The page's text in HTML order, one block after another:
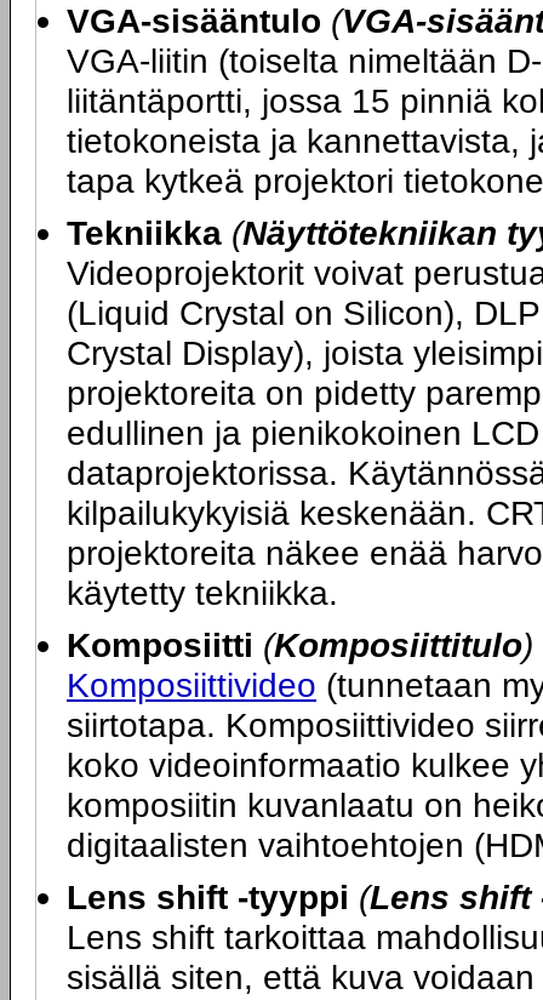
VGA-sisääntulo (VGA-
VGA-liitin (toiselta nimeltään
liitäntäportti, jossa 15 pinniä
tietokoneista ja kannettavista,
tapa kytkeä projektori
Tekniikka (Näyttötekniikan
Videoprojektorit voivat
(Liquid Crystal on Silicon),
Crystal Display), joista
projektoreita on pidetty
edullinen ja pienikokoinen
dataprojektorissa.
kilpailukykyisiä keskenään.
projektoreita näkee enää
käytetty tekniikka.
Komposiitti (Komposiittitulo)
Komposiittivideo (tunnetaan
siirtotapa. Komposiittivideo
koko videoinformaatio kulkee
komposiitin kuvanlaatu on
digitaalisten vaihtoehtojen
Lens shift -tyyppi (Lens shift
Lens shift tarkoittaa
sisällä siten, että kuva